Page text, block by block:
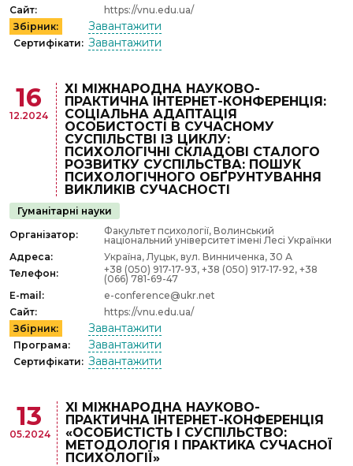
Сайт:
https://vnu.edu.ua/
Збірник:
Завантажити
Сертифікати: Завантажити
16
12.2024
ХІ МІЖНАРОДНА НАУКОВО-
ПРАКТИЧНА ІНТЕРНЕТ-КОНФЕРЕНЦІЯ:
СОЦІАЛЬНА АДАПТАЦІЯ
ОСОБИСТОСТІ В СУЧАСНОМУ
СУСПІЛЬСТВІ ІЗ ЦИКЛУ:
ПСИХОЛОГІЧНІ СКЛАДОВІ СТАЛОГО
РОЗВИТКУ СУСПІЛЬСТВА: ПОШУК
ПСИХОЛОГІЧНОГО ОБҐРУНТУВАННЯ
ВИКЛИКІВ СУЧАСНОСТІ
Гуманітарні науки
Організатор:
Факультет психології, Волинський
національний університет імені Лесі Українки
Адреса:
Україна, Луцьк, вул. Винниченка, 30 А
Телефон:
+38 (050) 917-17-93, +38 (050) 917-17-92, +38
(066) 781-69-47
E-mail:
e-conference@ukr.net
Сайт:
https://vnu.edu.ua/
Збірник:
Завантажити
Програма: Завантажити
Сертифікати: Завантажити
13
05.2024
XІ МІЖНАРОДНА НАУКОВО-
ПРАКТИЧНА ІНТЕРНЕТ-КОНФЕРЕНЦІЯ
«ОСОБИСТІСТЬ І СУСПІЛЬСТВО:
МЕТОДОЛОГІЯ І ПРАКТИКА СУЧАСНОЇ
ПСИХОЛОГІЇ»